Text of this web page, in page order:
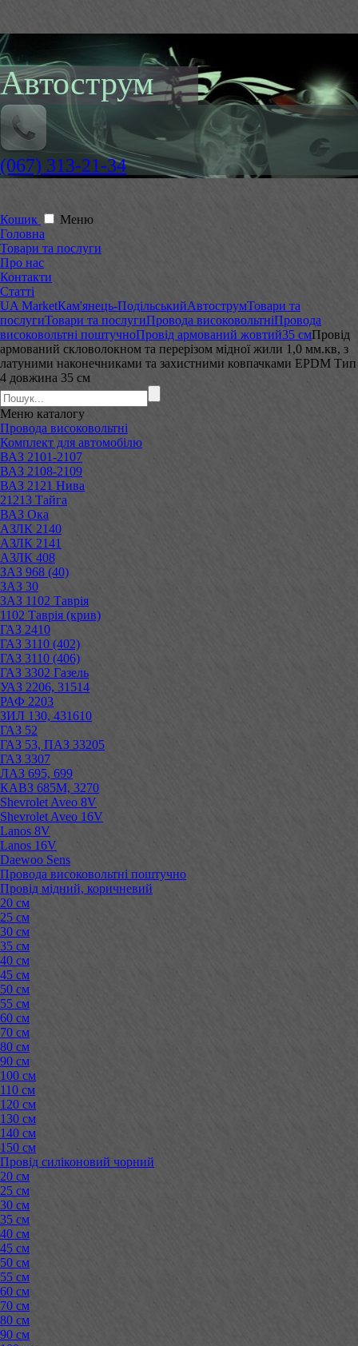
Автострум
(067) 313-21-34
Кошик
Меню
Головна
Товари та послуги
Про нас
Контакти
Статті
UA MarketКам'янець-ПодільськийАвтострумТовари та
послугиТовари та послугиПровода високовольтніПровода
високовольтні поштучноПровід армований жовтий35 смПровід
армований скловолокном та перерізом мідної жили 1,0 мм.кв, з
латуними наконечниками та захистними ковпачками EPDM Тип
4 довжина 35 см
Меню каталогу
Провода високовольтні
Комплект для автомобілю
ВАЗ 2101-2107
ВАЗ 2108-2109
ВАЗ 2121 Нива
21213 Тайга
ВАЗ Ока
АЗЛК 2140
АЗЛК 2141
АЗЛК 408
ЗАЗ 968 (40)
ЗАЗ 30
ЗАЗ 1102 Таврія
1102 Таврія (крив)
ГАЗ 2410
ГАЗ 3110 (402)
ГАЗ 3110 (406)
ГАЗ 3302 Газель
УАЗ 2206, 31514
РАФ 2203
ЗИЛ 130, 431610
ГАЗ 52
ГАЗ 53, ПАЗ 33205
ГАЗ 3307
ЛАЗ 695, 699
КАВЗ 685М, 3270
Shevrolet Aveo 8V
Shevrolet Aveo 16V
Lanos 8V
Lanos 16V
Daewoo Sens
Провода високовольтні поштучно
Провід мідний, коричневий
20 см
25 см
30 см
35 см
40 см
45 см
50 см
55 см
60 см
70 см
80 см
90 см
100 см
110 см
120 см
130 см
140 см
150 см
Провід силіконовий чорний
20 см
25 см
30 см
35 см
40 см
45 см
50 см
55 см
60 см
70 см
80 см
90 см